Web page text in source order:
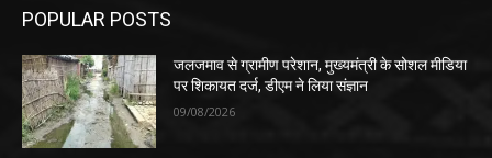
POPULAR POSTS
जलजमाव से ग्रामीण परेशान, मुख्यमंत्री के सोशल मीडिया
पर शिकायत दर्ज, डीएम ने लिया संज्ञान
09/08/2026